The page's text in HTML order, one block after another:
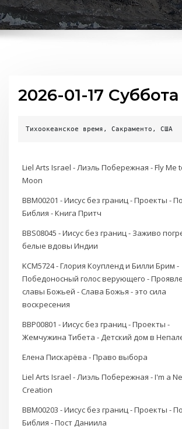
2026-01-17 Суббота
Тихоокеанское время, Сакраменто, США
Liel Arts Israel - Лиэль Побережная - Fly Me
Moon
BBM00201 - Иисус без границ - Проекты -
Библия - Книга Притч
BBS08045 - Иисус без границ - Заживо
белые вдовы Индии
KCM5724 - Глория Коупленд и Билли Брим -
Победоносный голос верующего -
славы Божьей - Слава Божья - это сила
воскресения
BBP00801 - Иисус без границ - Проекты -
Жемчужина Тибета - Детский дом в
Елена Пискарёва - Право выбора
Liel Arts Israel - Лиэль Побережная - I'm a
Creation
BBM00203 - Иисус без границ - Проекты -
Библия - Пост Даниила